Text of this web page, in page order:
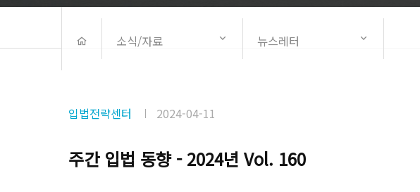
소식/자료 뉴스레터
입법전략센터 2024-04-11
주간 입법 동향 - 2024년 Vol. 160